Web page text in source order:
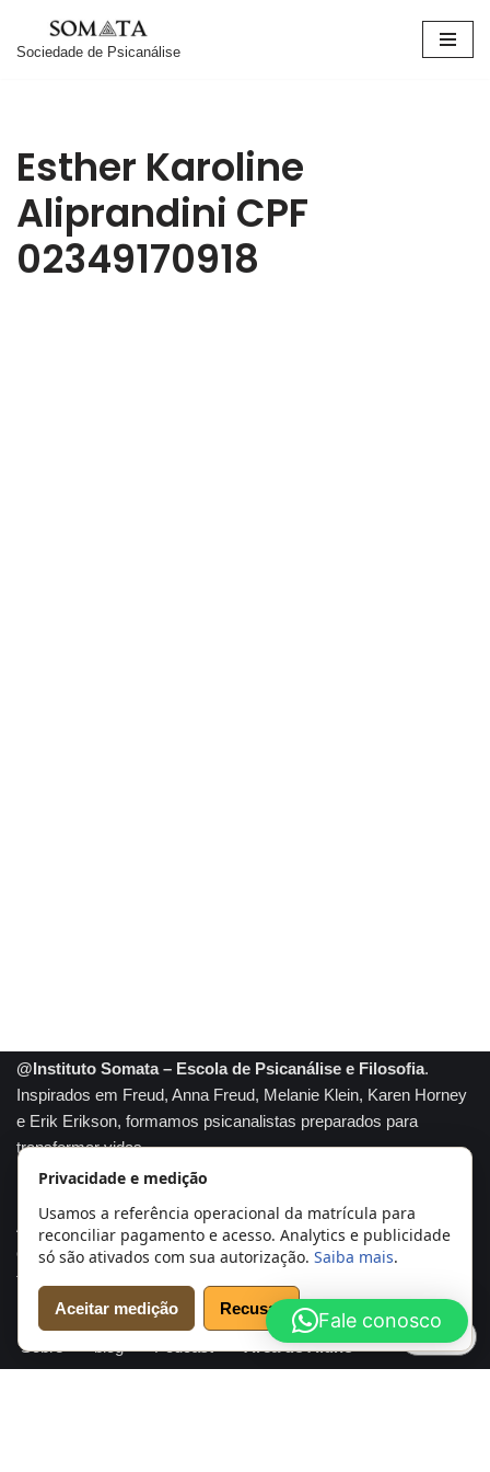
Pular
Sociedade de Psicanálise
Esther Karoline
Aliprandini CPF
02349170918
@Instituto Somata – Escola de Psicanálise e Filosofia.
Inspirados em Freud, Anna Freud, Melanie Klein, Karen Horney
e Erik Erikson, formamos psicanalistas preparados para
transformar vidas.
Somata marca registrada
A tradição e conhecimento se unem para formar profissionais
capazes de compreender profundamente a mente humana e
transformar realidades. Psicanálise com propósito.
Início Cursos Agendar Análise
Psicanalistas
Sobre
blog Podcast Área do Aluno
Fale conosco
Privacidade e medição
Usamos a referência operacional da matrícula para
reconciliar pagamento e acesso. Analytics e publicidade
só são ativados com sua autorização. Saiba mais.
Aceitar medição Recusar
Cookies